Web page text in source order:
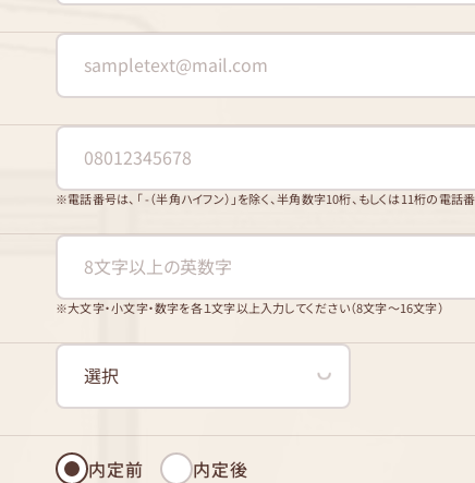
※電話番号は、「 -（半角ハイフン）」を除く、半角数字10桁、もしくは11桁の電話
※大文字・小文字・数字を各１文字以上入力してください（8文字〜16文字）
内定前 内定後